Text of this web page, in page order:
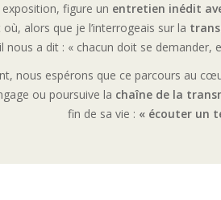
figure un entretien inédit
alors que je l’interrogeais sur la
nous a dit : « chacun doit se demander,
nous espérons que ce parcours au
ou poursuive la chaîne de la
fin de sa vie : « écouter un